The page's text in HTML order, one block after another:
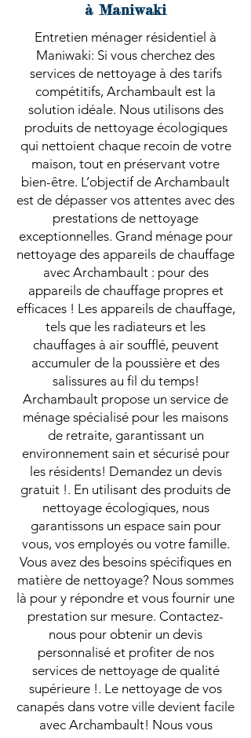
à Maniwaki
Entretien ménager résidentiel à
Maniwaki: Si vous cherchez des
services de nettoyage à des tarifs
compétitifs, Archambault est la
solution idéale. Nous utilisons des
produits de nettoyage écologiques
qui nettoient chaque recoin de votre
maison, tout en préservant votre
bien-être. L’objectif de Archambault
est de dépasser vos attentes avec des
prestations de nettoyage
exceptionnelles. Grand ménage pour
nettoyage des appareils de chauffage
avec Archambault : pour des
appareils de chauffage propres et
efficaces ! Les appareils de chauffage,
tels que les radiateurs et les
chauffages à air soufflé, peuvent
accumuler de la poussière et des
salissures au fil du temps!
Archambault propose un service de
ménage spécialisé pour les maisons
de retraite, garantissant un
environnement sain et sécurisé pour
les résidents! Demandez un devis
gratuit !. En utilisant des produits de
nettoyage écologiques, nous
garantissons un espace sain pour
vous, vos employés ou votre famille.
Vous avez des besoins spécifiques en
matière de nettoyage? Nous sommes
là pour y répondre et vous fournir une
prestation sur mesure. Contactez-
nous pour obtenir un devis
personnalisé et profiter de nos
services de nettoyage de qualité
supérieure !. Le nettoyage de vos
canapés dans votre ville devient facile
avec Archambault! Nous vous